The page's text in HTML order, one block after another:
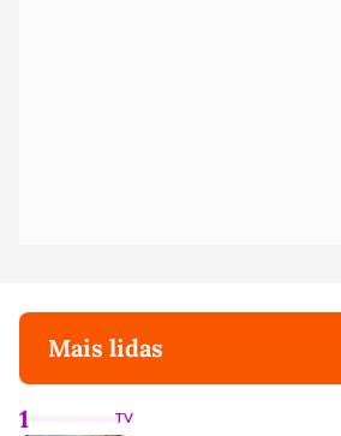
Mais lidas
1 TV